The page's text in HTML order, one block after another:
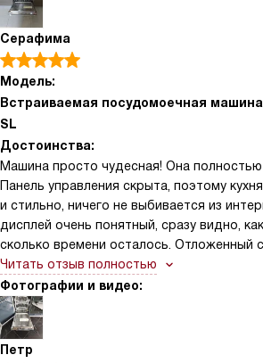
посуду и занимаюсь важными делами.
работы — рядом с машиной можно
или смотреть фильм, шум почти не
механизм с автоматическим открытием
дополнительной сушки: тарелки и
могу сразу ставить их на полки без
бережному уходу за стеклом мои
выглядят как новые — это меня очень
устраивать ужины для друзей и всегда
посуду. Поддон с продуманной
приборов делает расстановку удобной, и
ищет вилки в беспорядке. Не могу не
закрытия дверцы — она мягко
Серафима
Модель:
Встраиваемая посудомоечная машина
SL
Достоинства:
Машина просто чудесная! Она полностью
Панель управления скрыта, поэтому
и стильно, ничего не выбивается из
дисплей очень понятный, сразу видно,
сколько времени осталось. Отложенный
мое спасение, ставлю загрузку на ночь по
Конденсационная сушка работает
на бокалах.
Читать отзыв полностью
Фотографии и видео:
Петр